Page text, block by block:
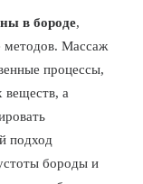
в бороде,
методов. Массаж
процессы,
веществ, а
подход
бороды и